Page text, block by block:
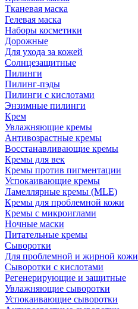
Тканевая маска
Гелевая маска
Наборы косметики
Дорожные
Для ухода за кожей
Солнцезащитные
Пилинги
Пилинг-пэды
Пилинги с кислотами
Энзимные пилинги
Крем
Увлажняющие кремы
Антивозрастные кремы
Восстанавливающие кремы
Кремы для век
Кремы против пигментации
Успокаивающие кремы
Ламеллярные кремы (MLE)
Кремы для проблемной кожи
Кремы с микроиглами
Ночные маски
Питательные кремы
Сыворотки
Для проблемной и жирной кожи
Сыворотки с кислотами
Регенерирующие и защитные
Увлажняющие сыворотки
Успокаивающие сыворотки